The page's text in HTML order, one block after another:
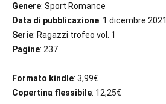
Genere: Sport Romance
Data di pubblicazione: 1 dicembre 2021
Serie: Ragazzi trofeo vol. 1
Pagine: 237
Formato kindle: 3,99€
Copertina flessibile: 12,25€